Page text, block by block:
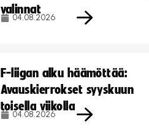
valinnat
04.08.2026
F-liigan alku häämöttää:
Avauskierrokset syyskuun
toisella viikolla
04.08.2026